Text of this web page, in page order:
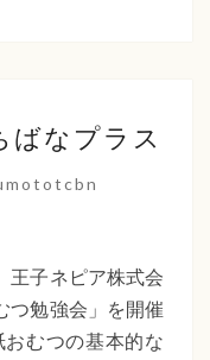
なプラス
王子ネピア株式会
つ勉強会」を開催
むつの基本的な